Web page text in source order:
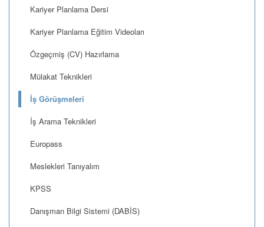
Kariyer Planlama Dersi
Kariyer Planlama Eğitim Videoları
Özgeçmiş (CV) Hazırlama
Mülakat Teknikleri
İş Görüşmeleri
İş Arama Teknikleri
Europass
Meslekleri Tanıyalım
KPSS
Danışman Bilgi Sistemi (DABİS)